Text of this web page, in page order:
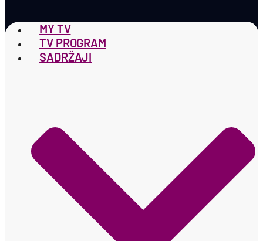
MY TV
TV PROGRAM
SADRŽAJI